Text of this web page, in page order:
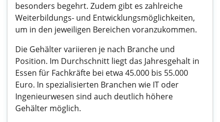
besonders begehrt. Zudem gibt es zahlreiche
Weiterbildungs- und Entwicklungsmöglichkeiten,
um in den jeweiligen Bereichen voranzukommen.
Die Gehälter variieren je nach Branche und
Position. Im Durchschnitt liegt das Jahresgehalt in
Essen für Fachkräfte bei etwa 45.000 bis 55.000
Euro. In spezialisierten Branchen wie IT oder
Ingenieurwesen sind auch deutlich höhere
Gehälter möglich.